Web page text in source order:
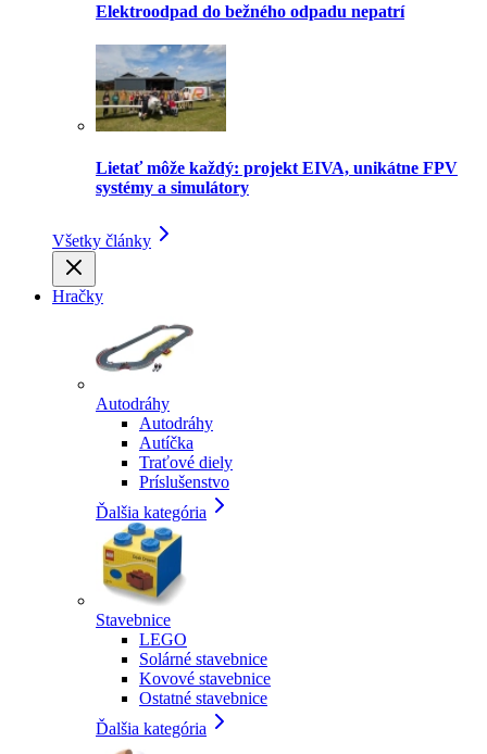
Elektroodpad do bežného odpadu nepatrí
Lietať môže každý: projekt EIVA, unikátne FPV
systémy a simulátory
Všetky články
Hračky
Autodráhy
Autodráhy
Autíčka
Traťové diely
Príslušenstvo
Ďalšia kategória
Stavebnice
LEGO
Solárné stavebnice
Kovové stavebnice
Ostatné stavebnice
Ďalšia kategória